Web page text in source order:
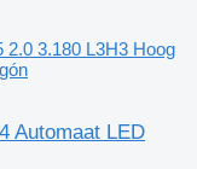
2.0 3.180 L3H3 Hoog
Automaat LED